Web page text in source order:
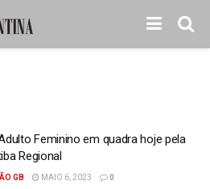
Feminino em quadra hoje pela
Regional
GB MAIO 6, 2023 0